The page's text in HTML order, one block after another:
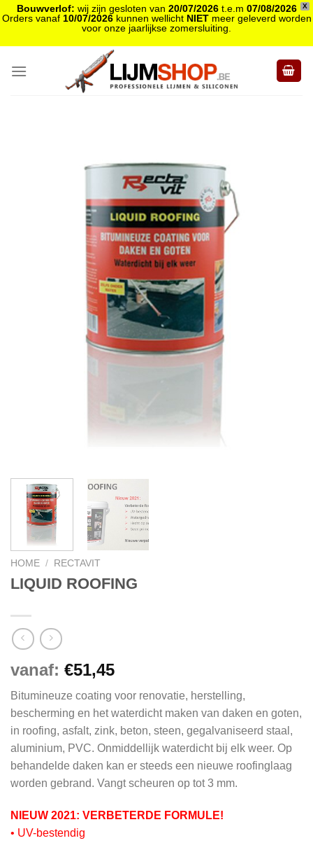
X
Bouwverlof: wij zijn gesloten van 20/07/2026t.e.m 07/08/2026
Orders vanaf 10/07/2026kunnen wellicht NIETmeer geleverd worden
voor onze jaarlijkse zomersluiting.
HOME / RECTAVIT
LIQUID ROOFING
vanaf: €51,45
Bitumineuze coating voor renovatie, herstelling,
bescherming en het waterdicht maken van daken en goten,
in roofing, asfalt, zink, beton, steen, gegalvaniseerd staal,
aluminium, PVC. Onmiddellijk waterdicht bij elk weer. Op
behandelde daken kan er steeds een nieuwe roofinglaag
worden gebrand. Vangt scheuren op tot 3 mm.
NIEUW 2021: VERBETERDE FORMULE!
• UV-bestendig